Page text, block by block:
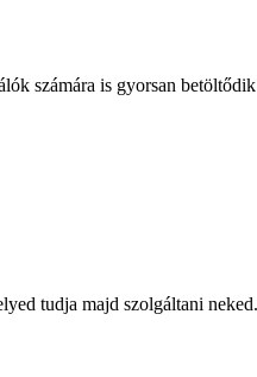
számára is gyorsan
tudja majd szolgáltani